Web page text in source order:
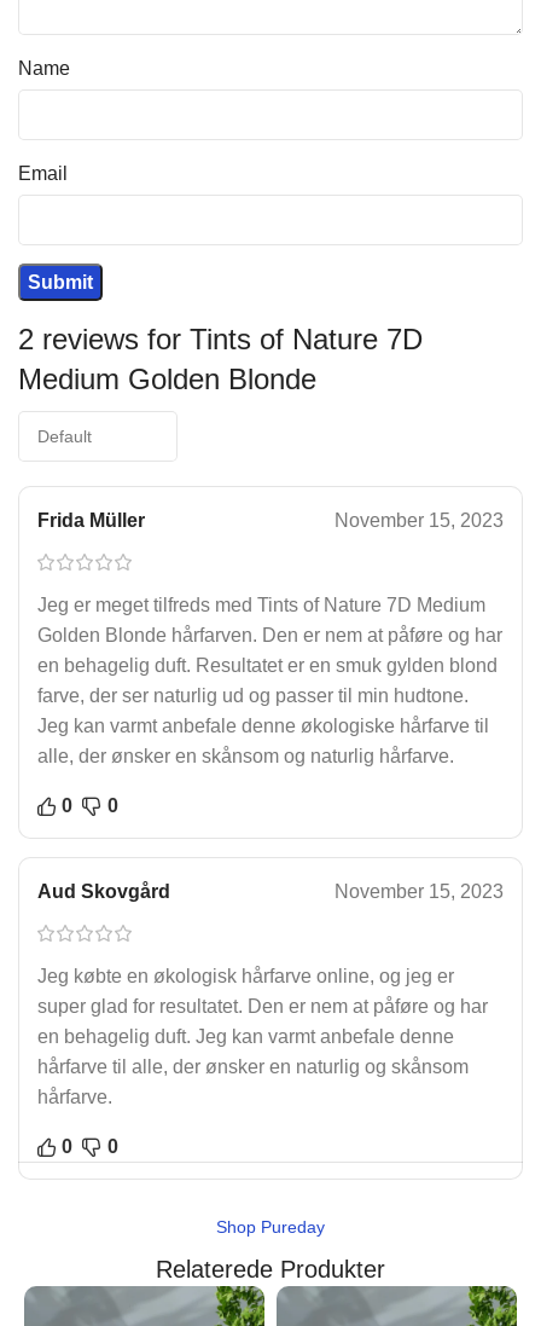
2 reviews for Tints of Nature 7D
Medium Golden Blonde
Frida Müller November 15, 2023
Jeg er meget tilfreds med Tints of Nature 7D Medium
Golden Blonde hårfarven. Den er nem at påføre og har
en behagelig duft. Resultatet er en smuk gylden blond
farve, der ser naturlig ud og passer til min hudtone.
Jeg kan varmt anbefale denne økologiske hårfarve til
alle, der ønsker en skånsom og naturlig hårfarve.
0 0
Aud Skovgård November 15, 2023
Jeg købte en økologisk hårfarve online, og jeg er
super glad for resultatet. Den er nem at påføre og har
en behagelig duft. Jeg kan varmt anbefale denne
hårfarve til alle, der ønsker en naturlig og skånsom
hårfarve.
0 0
Name
Email
Shop Pureday
Relaterede Produkter